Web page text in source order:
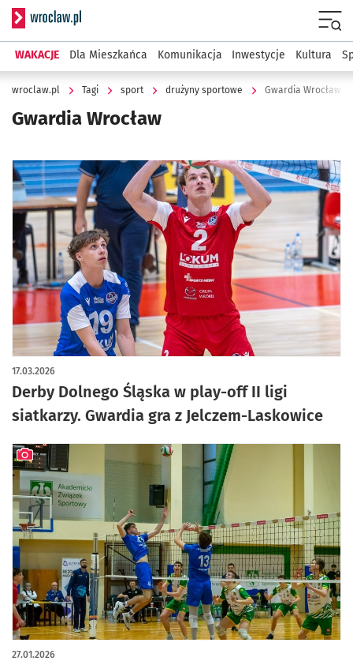
Serwis informacyjny wroclaw.pl
WAKACJE Dla Mieszkańca Komunikacja Inwestycje Kultura
wroclaw.pl Tagi sport drużyny sportowe Gwardia Wrocław
Gwardia Wrocław
Derby Dolnego Śląska w play-off II ligi
siatkarzy. Gwardia gra z Jelczem-Laskowice
17.03.2026
27.01.2026
artykuł z galerią zdjęć